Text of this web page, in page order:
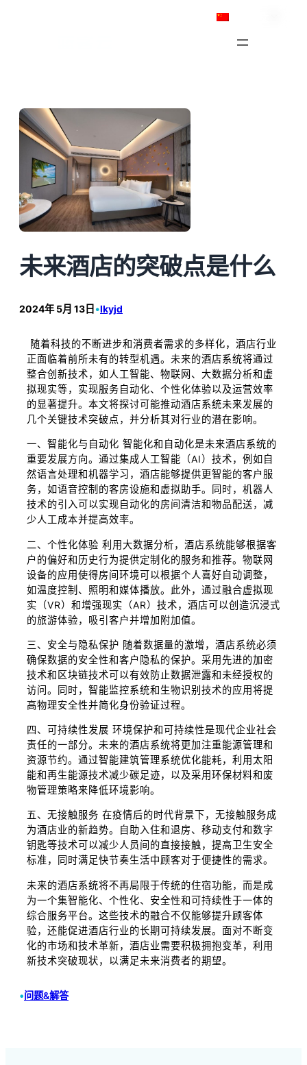
未来酒店的突破点是什么
2024年 5月 13日 •lkyjd
随着科技的不断进步和消费者需求的多样化，酒店行业
正面临着前所未有的转型机遇。未来的酒店系统将通过
整合创新技术，如人工智能、物联网、大数据分析和虚
拟现实等，实现服务自动化、个性化体验以及运营效率
的显著提升。本文将探讨可能推动酒店系统未来发展的
几个关键技术突破点，并分析其对行业的潜在影响。
一、智能化与自动化 智能化和自动化是未来酒店系统的
重要发展方向。通过集成人工智能（AI）技术，例如自
然语言处理和机器学习，酒店能够提供更智能的客户服
务，如语音控制的客房设施和虚拟助手。同时，机器人
技术的引入可以实现自动化的房间清洁和物品配送，减
少人工成本并提高效率。
二、个性化体验 利用大数据分析，酒店系统能够根据客
户的偏好和历史行为提供定制化的服务和推荐。物联网
设备的应用使得房间环境可以根据个人喜好自动调整，
如温度控制、照明和媒体播放。此外，通过融合虚拟现
实（VR）和增强现实（AR）技术，酒店可以创造沉浸式
的旅游体验，吸引客户并增加附加值。
三、安全与隐私保护 随着数据量的激增，酒店系统必须
确保数据的安全性和客户隐私的保护。采用先进的加密
技术和区块链技术可以有效防止数据泄露和未经授权的
访问。同时，智能监控系统和生物识别技术的应用将提
高物理安全性并简化身份验证过程。
四、可持续性发展 环境保护和可持续性是现代企业社会
责任的一部分。未来的酒店系统将更加注重能源管理和
资源节约。通过智能建筑管理系统优化能耗，利用太阳
能和再生能源技术减少碳足迹，以及采用环保材料和废
物管理策略来降低环境影响。
五、无接触服务 在疫情后的时代背景下，无接触服务成
为酒店业的新趋势。自助入住和退房、移动支付和数字
钥匙等技术可以减少人员间的直接接触，提高卫生安全
标准，同时满足快节奏生活中顾客对于便捷性的需求。
未来的酒店系统将不再局限于传统的住宿功能，而是成
为一个集智能化、个性化、安全性和可持续性于一体的
综合服务平台。这些技术的融合不仅能够提升顾客体
验，还能促进酒店行业的长期可持续发展。面对不断变
化的市场和技术革新，酒店业需要积极拥抱变革，利用
新技术突破现状，以满足未来消费者的期望。
•问题&解答